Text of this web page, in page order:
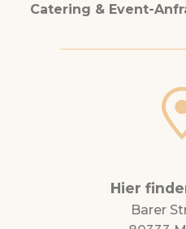
Catering & Event-
Hier
Barer